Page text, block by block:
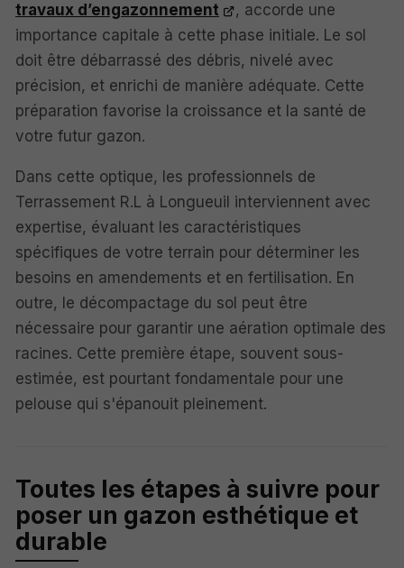
travaux d’engazonnement
, accorde une
importance capitale à cette phase initiale. Le sol
doit être débarrassé des débris, nivelé avec
précision, et enrichi de manière adéquate. Cette
préparation favorise la croissance et la santé de
votre futur gazon.
Dans cette optique, les professionnels de
Terrassement R.L à Longueuil interviennent avec
expertise, évaluant les caractéristiques
spécifiques de votre terrain pour déterminer les
besoins en amendements et en fertilisation. En
outre, le décompactage du sol peut être
nécessaire pour garantir une aération optimale des
racines. Cette première étape, souvent sous-
estimée, est pourtant fondamentale pour une
pelouse qui s'épanouit pleinement.
Toutes les étapes à suivre pour
poser un gazon esthétique et
durable